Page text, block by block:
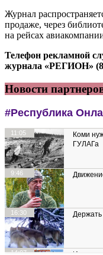
Журнал
продаже, через
на рейсах
Телефон рекламной
журнала «РЕГИОН»
Новости